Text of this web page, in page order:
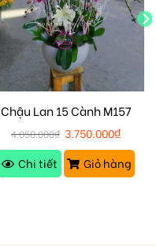
Chậu Lan 15 Cành M157
4.050.000₫ 3.750.000₫
Chi tiết
Giỏ hàng